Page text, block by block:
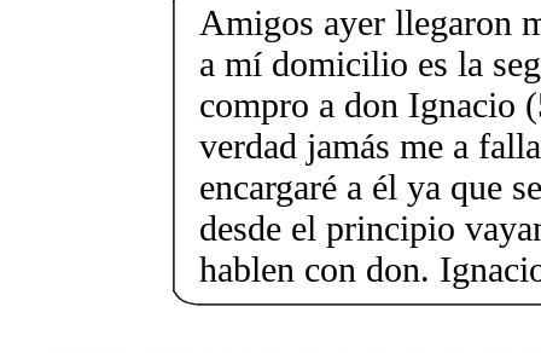
Amigos ayer llegaron
a mí domicilio es la
compro a don Ignacio
verdad jamás me a
encargaré a él ya que
desde el principio
hablen con don.